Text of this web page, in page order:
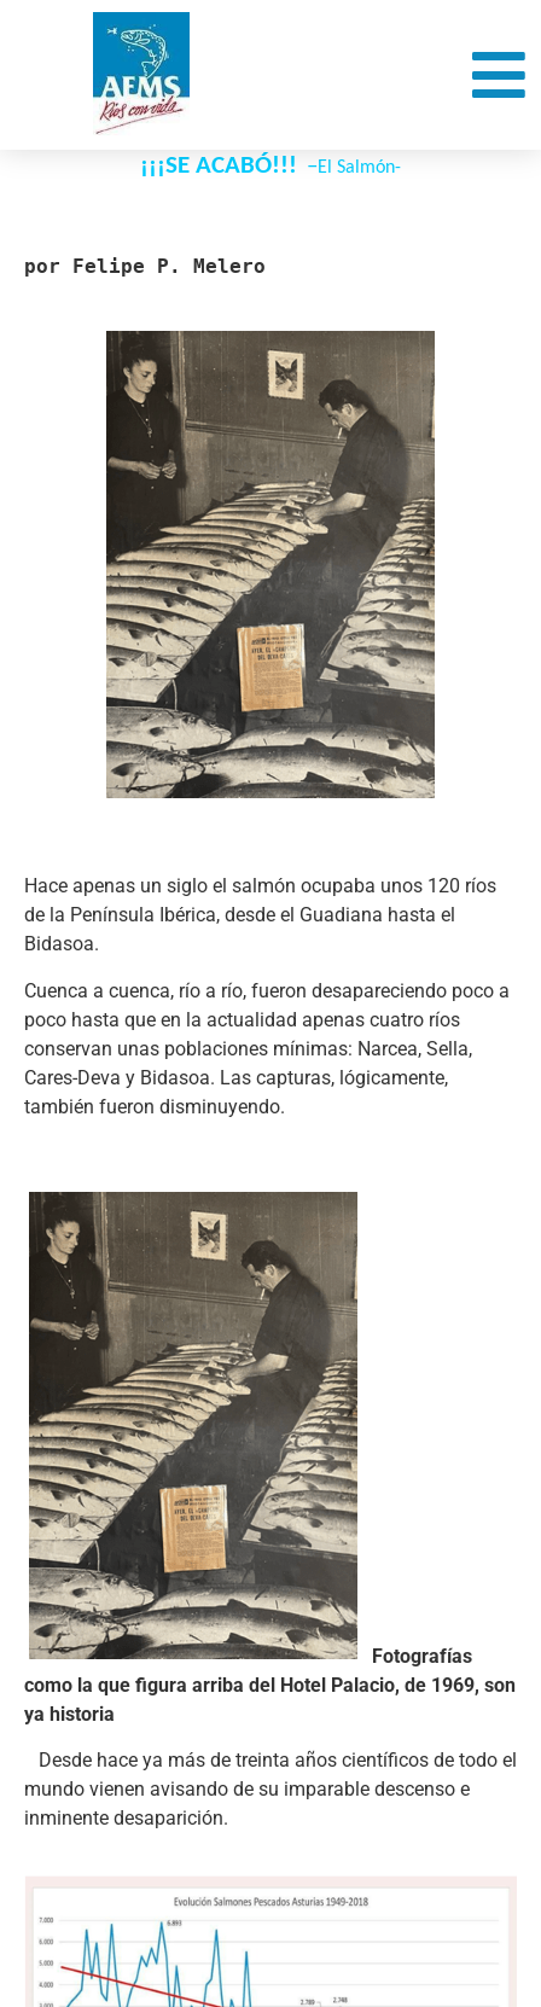
¡¡¡SE ACABÓ!!! –El Salmón-
por Felipe P. Melero
Hace apenas un siglo el salmón ocupaba unos 120 ríos
de la Península Ibérica, desde el Guadiana hasta el
Bidasoa.
Cuenca a cuenca, río a río, fueron desapareciendo poco a
poco hasta que en la actualidad apenas cuatro ríos
conservan unas poblaciones mínimas: Narcea, Sella,
Cares-Deva y Bidasoa. Las capturas, lógicamente,
también fueron disminuyendo.
Fotografías
como la que figura arriba del Hotel Palacio, de 1969, son
ya historia
Desde hace ya más de treinta años científicos de todo el
mundo vienen avisando de su imparable descenso e
inminente desaparición.